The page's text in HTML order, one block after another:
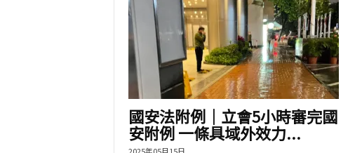
國安法附例｜立會5小時審完國
安附例 一條具域外效力...